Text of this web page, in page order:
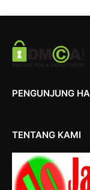
PENGUNJUNG
TENTANG KAMI